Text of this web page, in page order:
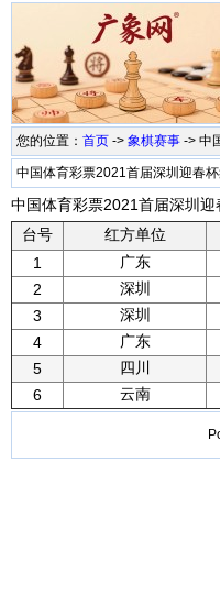
您的位置： 首页 -> 象棋赛事 -> 中
中国体育彩票2021首届深圳迎春杯
中国体育彩票2021首届深圳
台号
红方单位
1
广东
2
深圳
3
深圳
4
广东
5
四川
6
云南